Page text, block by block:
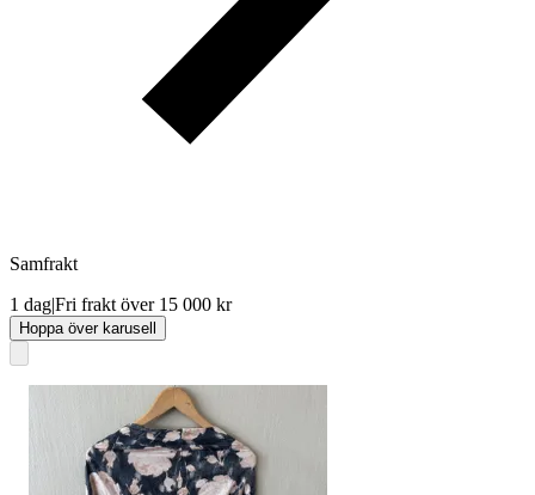
Samfrakt
1 dag|Fri frakt över 15 000 kr
Hoppa över karusell